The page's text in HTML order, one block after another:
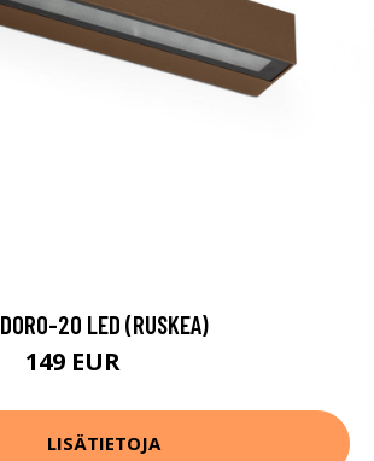
DORO-20 LED (RUSKEA)
149 EUR
LISÄTIETOJA